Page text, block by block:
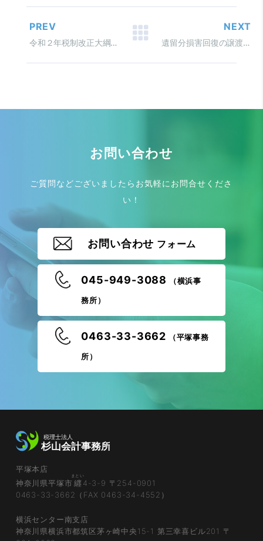
PREV
令和２年税制改正大綱 資産課税編
NEXT
遺留分損害回復の譲渡課税は当然？
お問い合わせ
ご質問などございましたらお気軽にお問合せくださ
い！
お問い合わせ フォーム
045-949-3088 （横浜事
務所）
0463-33-3662 （平塚事務
所）
平塚本店
神奈川県平塚市纒
まとい
4-3-9 〒254-0901
0463-33-3662（FAX 0463-34-4552）
横浜センター南支店
神奈川県横浜市都筑区茅ヶ崎中央15-1 第三幸喜ビル201 〒